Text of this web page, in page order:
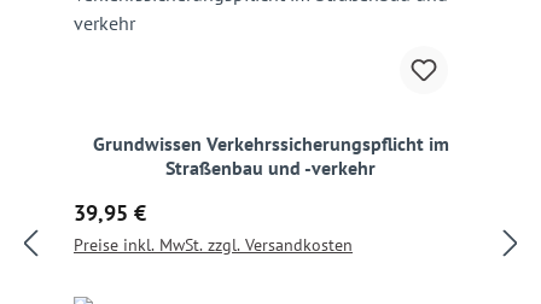
Grundwissen Verkehrssicherungspflicht im
Straßenbau und -verkehr
Regulärer Preis:
39,95 €
Preise inkl. MwSt. zzgl. Versandkosten